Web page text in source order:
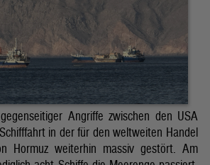
Angriffe zwischen den USA
in der für den weltweiten Handel
Hormuz weiterhin massiv gestört. Am